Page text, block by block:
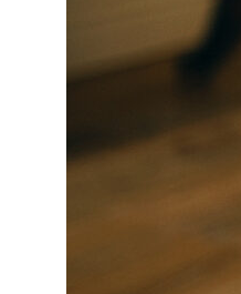
Публичная оферта